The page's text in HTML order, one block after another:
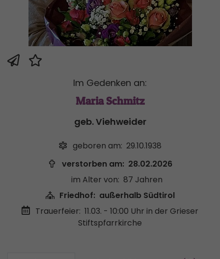
Im Gedenken an:
Maria Schmitz
geb. Viehweider
geboren am: 29.10.1938
verstorben am: 28.02.2026
im Alter von: 87 Jahren
Friedhof: außerhalb Südtirol
Trauerfeier: 11.03. - 10:00 Uhr in der Grieser
Stiftspfarrkirche